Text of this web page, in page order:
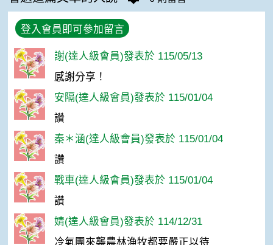
登入會員即可參加留言
謝(達人級會員)發表於 115/05/13
感謝分享！
安隔(達人級會員)發表於 115/01/04
讚
秦＊涵(達人級會員)發表於 115/01/04
讚
戰車(達人級會員)發表於 115/01/04
讚
婧(達人級會員)發表於 114/12/31
冷氣團來襲農林漁牧都要嚴正以待